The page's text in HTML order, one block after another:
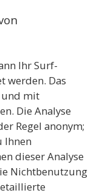
Ihr Surf-
werden. Das
und mit
Die Analyse
Regel anonym;
Ihnen
dieser Analyse
Nichtbenutzung